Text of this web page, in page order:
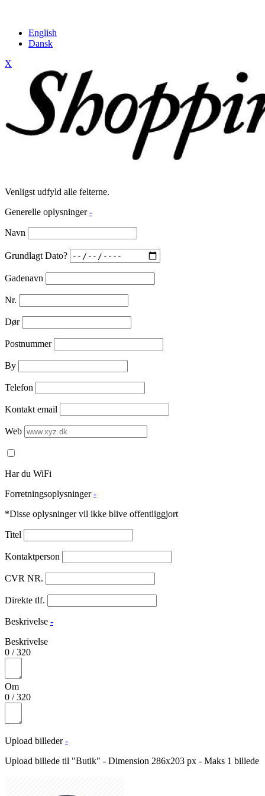
English
Dansk
X
Venligst udfyld alle felterne.
Generelle oplysninger -
Navn
Grundlagt Dato?
Gadenavn
Nr.
Dør
Postnummer
By
Telefon
Kontakt email
Web
Har du WiFi
Forretningsoplysninger -
*Disse oplysninger vil ikke blive offentliggjort
Titel
Kontaktperson
CVR NR.
Direkte tlf.
Beskrivelse -
Beskrivelse
0 /320
Om
0 /320
Upload billeder -
Upload billede til "Butik" - Dimension 286x203 px - Maks 1 billede